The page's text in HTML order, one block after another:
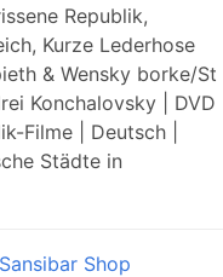
Republik,
Kurze Lederhose
& Wensky borke/St
Konchalovsky | DVD
Filme | Deutsch |
Städte in
Shop